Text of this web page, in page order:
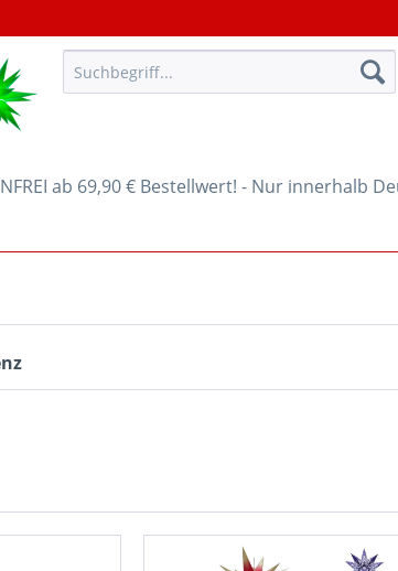
ab 69,90 € Bestellwert! - Nur innerhalb